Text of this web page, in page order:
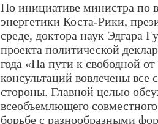
По инициативе министра по
энергетики Коста-Рики,
среде, доктора наук Эдгара
проекта политической
года «На пути к свободной
консультаций вовлечены
стороны. Главной целью
всеобъемлющего
борьбе с разнообразными